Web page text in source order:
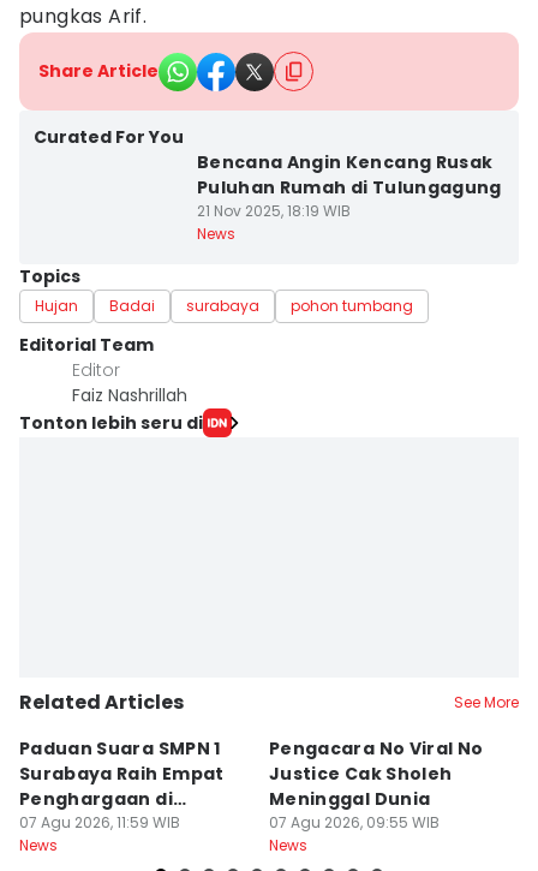
pungkas Arif.
Share Article
Curated For You
Bencana Angin Kencang Rusak
Puluhan Rumah di Tulungagung
21 Nov 2025, 18:19 WIB
News
Topics
Hujan Badai surabaya pohon tumbang
Editorial Team
Editor
Faiz Nashrillah
Tonton lebih seru di
Related Articles See More
Paduan Suara SMPN 1
Surabaya Raih Empat
Penghargaan di
Thailand
07 Agu 2026, 11:59 WIB
News
Pengacara No Viral No
Justice Cak Sholeh
Meninggal Dunia
07 Agu 2026, 09:55 WIB
News